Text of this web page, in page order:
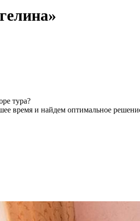
тура?
время и найдем оптимальное